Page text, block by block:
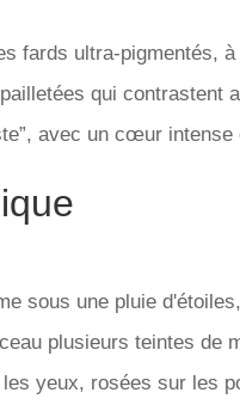
fards ultra-pigmentés,
qui contrastent
avec un cœur
sous une pluie
plusieurs teintes de
yeux, rosées sur les